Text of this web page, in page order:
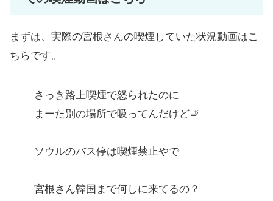
まずは、実際の宮根さんの喫煙していた状況動画はこ
ちらです。
さっき路上喫煙で怒られたのに
まーた別の場所で吸ってんだけど🚬
ソウルのバス停は喫煙禁止やで
宮根さん韓国まで何しに来てるの？